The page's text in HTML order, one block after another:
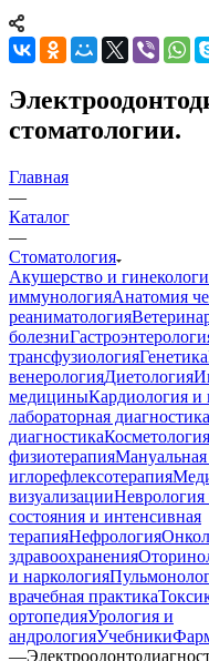
стоматологии.
Главная
—
Каталог
—
Стоматология
Акушерство и
иммунологияАнатомия
реаниматология
болезни
трансфузиологияГенетика
венерологияДиетология
медициныКардиология и
лабораторная диагностика
диагностикаКосметология
физиотерапия
иглорефлексотерапия
визуализации
состояния и интенсивная
терапияНефрология
здравоохранения
и наркология
врачебная практика
ортопедияУрология и
андрологияУчебники
—